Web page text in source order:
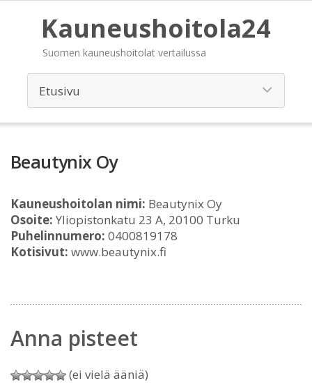
Kauneushoitola24
Suomen kauneushoitolat vertailussa
Beautynix Oy
Kauneushoitolan nimi: Beautynix Oy
Osoite: Yliopistonkatu 23 A, 20100 Turku
Puhelinnumero: 0400819178
Kotisivut: www.beautynix.fi
Anna pisteet
(ei vielä ääniä)